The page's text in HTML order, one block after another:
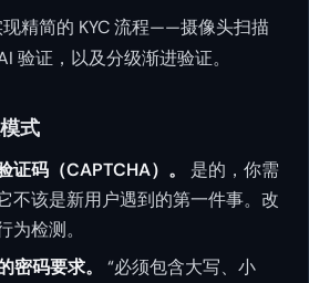
精简的 KYC 流程——摄像头扫描
验证，以及分级渐进验证。
式
证码（CAPTCHA）。
是的，你需
不该是新用户遇到的第一件事。改
为检测。
码要求。
“必须包含大写、小